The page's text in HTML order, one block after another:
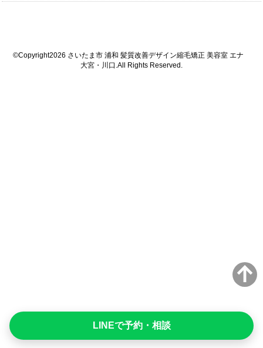
©Copyright2026 さいたま市 浦和 髪質改善デザイン縮毛矯正 美容室 エナ
大宮・川口 .All Rights Reserved.
LINEで予約・相談